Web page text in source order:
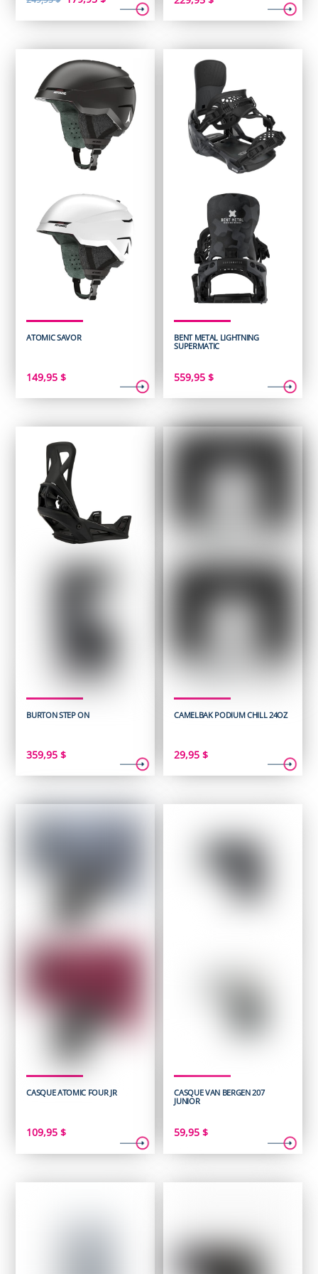
était :
249,95 $.
est :
179,95 $.
ATOMIC SAVOR
149,95$
BENT METAL LIGHTNING
SUPERMATIC
559,95$
BURTON STEP ON
359,95$
CAMELBAK PODIUM CHILL 24OZ
29,95$
CASQUE ATOMIC FOUR JR
109,95$
CASQUE VAN BERGEN 207
JUNIOR
59,95$